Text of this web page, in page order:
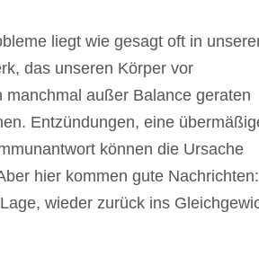
liegt wie gesagt oft in
das unseren Körper vor
außer Balance geraten
Entzündungen, eine
können die Ursache
hier kommen gute Nachrichten:
wieder zurück ins